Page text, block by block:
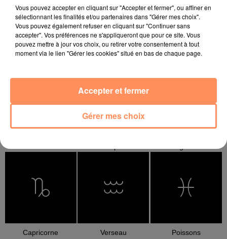
Capricorne Verseau Poissons
Vous pouvez accepter en cliquant sur "Accepter et fermer", ou affiner en
sélectionnant les finalités et/ou partenaires dans "Gérer mes choix".
Vous pouvez également refuser en cliquant sur "Continuer sans
accepter". Vos préférences ne s'appliqueront que pour ce site. Vous
pouvez mettre à jour vos choix, ou retirer votre consentement à tout
moment via le lien "Gérer les cookies" situé en bas de chaque page.
Gérer mes choix
Accepter et fermer